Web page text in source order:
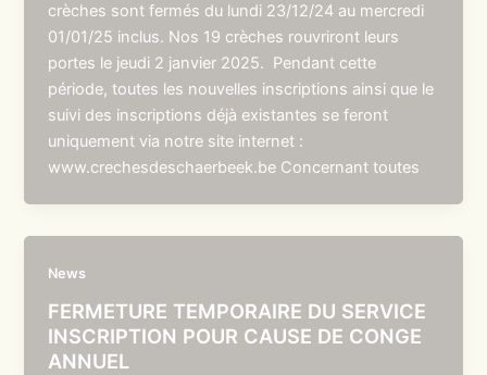
crèches sont fermés du lundi 23/12/24 au mercredi
01/01/25 inclus. Nos 19 crèches rouvriront leurs
portes le jeudi 2 janvier 2025. Pendant cette
période, toutes les nouvelles inscriptions ainsi que le
suivi des inscriptions déjà existantes se feront
uniquement via notre site internet :
www.crechesdeschaerbeek.be Concernant toutes
News
FERMETURE TEMPORAIRE DU SERVICE
INSCRIPTION POUR CAUSE DE CONGE
ANNUEL